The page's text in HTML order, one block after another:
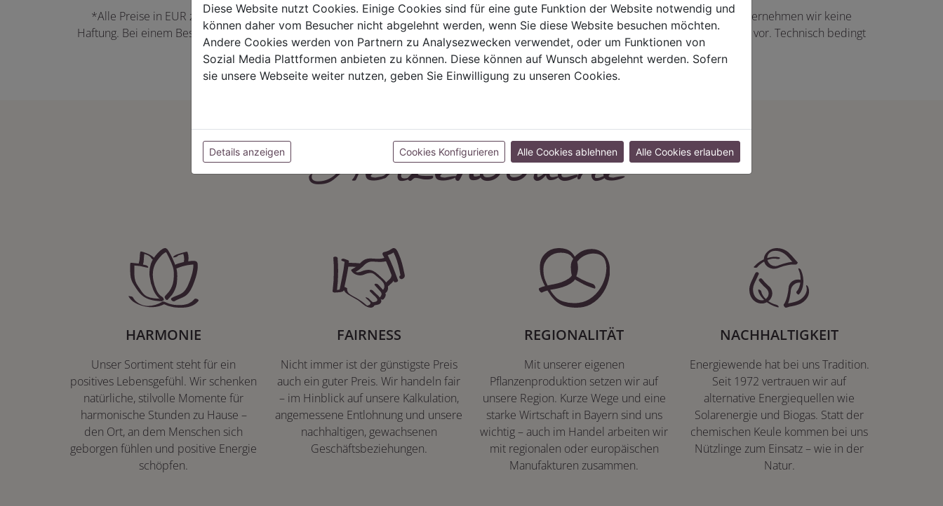
*Alle Preise in EUR zzgl. der jeweils gültigen Mehrwertsteuer und Versandkosten. Für Irrtümer und fehlerhaft angezeigte Angaben übernehmen wir keine
Haftung. Bei einem Bestellwert unter 50,00 EUR behalten wir uns die Berechnung eines Mindermengenzuschlags in Höhe von 5,00 EUR vor. Technisch bedingt
können Farbabweichungen zwischen der Bildschirmdarstellung und dem Originalartikel auftreten.
Herzenssache:
HARMONIE
Unser Sortiment steht für ein
positives Lebensgefühl. Wir schenken
natürliche, stilvolle Momente für
harmonische Stunden zu Hause –
den Ort, an dem Menschen sich
geborgen fühlen und positive Energie
schöpfen.
FAIRNESS
Nicht immer ist der günstigste Preis
auch ein guter Preis. Wir handeln fair
– im Hinblick auf unsere Kalkulation,
angemessene Entlohnung und unsere
nachhaltigen, gewachsenen
Geschäftsbeziehungen.
REGIONALITÄT
Mit unserer eigenen
Pflanzenproduktion setzen wir auf
unsere Region. Kurze Wege und eine
starke Wirtschaft in Bayern sind uns
wichtig – auch im Handel arbeiten wir
mit regionalen oder europäischen
Manufakturen zusammen.
NACHHALTIGKEIT
Energiewende hat bei uns Tradition.
Seit 1972 vertrauen wir auf
alternative Energiequellen wie
Solarenergie und Biogas. Statt der
chemischen Keule kommen bei uns
Nützlinge zum Einsatz – wie in der
Natur.
Diese Website nutzt Cookies. Einige Cookies sind für eine gute Funktion der Website notwendig und
können daher vom Besucher nicht abgelehnt werden, wenn Sie diese Website besuchen möchten.
Andere Cookies werden von Partnern zu Analysezwecken verwendet, oder um Funktionen von
Sozial Media Plattformen anbieten zu können. Diese können auf Wunsch abgelehnt werden. Sofern
sie unsere Webseite weiter nutzen, geben Sie Einwilligung zu unseren Cookies.
Details anzeigen Cookies Konfigurieren Alle Cookies ablehnen Alle Cookies erlauben